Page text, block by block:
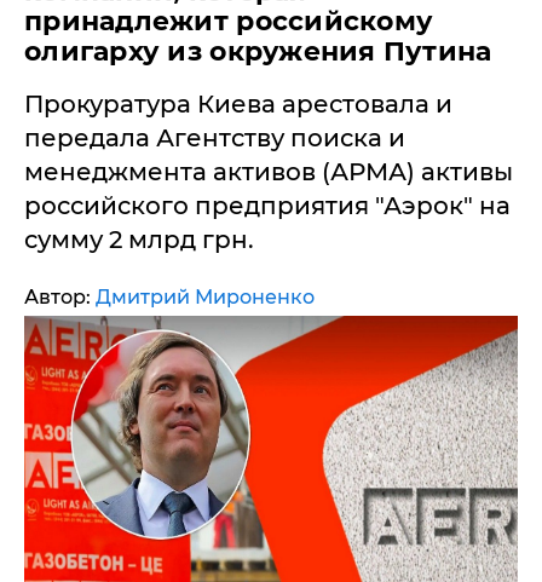
принадлежит российскому
олигарху из окружения Путина
Прокуратура Киева арестовала и
передала Агентству поиска и
менеджмента активов (АРМА) активы
российского предприятия "Аэрок" на
сумму 2 млрд грн.
Автор: Дмитрий Мироненко